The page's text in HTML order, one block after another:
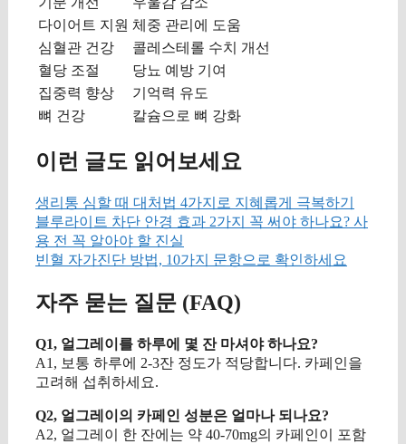
다이어트 지원 체중 관리에 도움
심혈관 건강
콜레스테롤 수치 개선
혈당 조절
당뇨 예방 기여
집중력 향상
기억력 유도
뼈 건강
칼슘으로 뼈 강화
이런 글도 읽어보세요
생리통 심할 때 대처법 4가지로 지혜롭게 극복하기
블루라이트 차단 안경 효과 2가지 꼭 써야 하나요? 사
용 전 꼭 알아야 할 진실
빈혈 자가진단 방법, 10가지 문항으로 확인하세요
자주 묻는 질문 (FAQ)
Q1, 얼그레이를 하루에 몇 잔 마셔야 하나요?
A1, 보통 하루에 2-3잔 정도가 적당합니다. 카페인을
고려해 섭취하세요.
Q2, 얼그레이의 카페인 성분은 얼마나 되나요?
A2, 얼그레이 한 잔에는 약 40-70mg의 카페인이 포함